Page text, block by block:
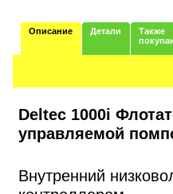
Описание Детали
Также
Deltec 1000i
управляемой
Внутренний